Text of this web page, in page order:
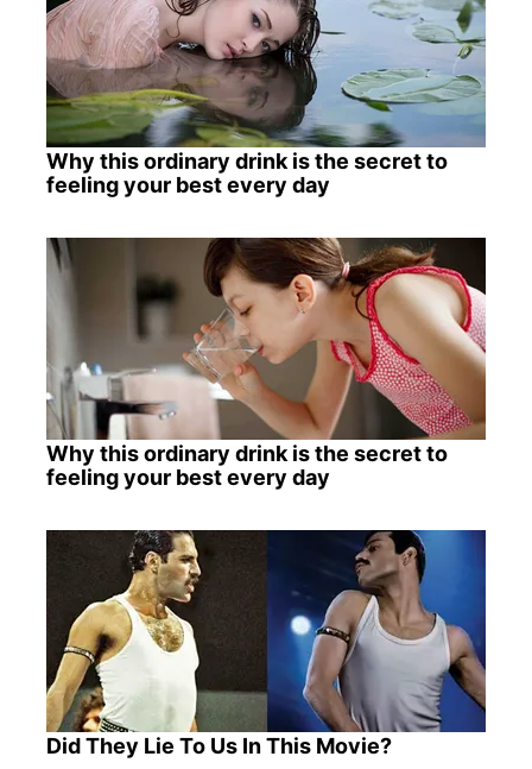
Why this ordinary drink is the secret to
feeling your best every day
Why this ordinary drink is the secret to
feeling your best every day
Did They Lie To Us In This Movie?